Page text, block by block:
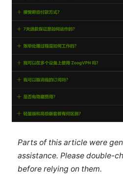
Parts of this article were
assistance. Please double-
before relying on them.